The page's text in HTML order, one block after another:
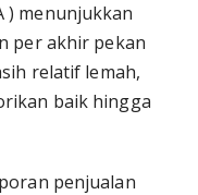
) menunjukkan
per akhir pekan
relatif lemah,
baik hingga
penjualan